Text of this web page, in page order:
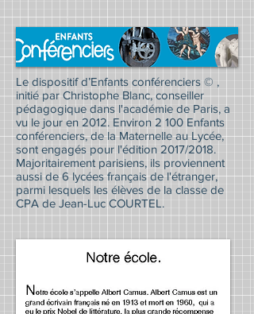
Le dispositif d’Enfants conférenciers © ,
initié par Christophe Blanc, conseiller
pédagogique dans l'académie de Paris, a
vu le jour en 2012. Environ 2 100 Enfants
conférenciers, de la Maternelle au Lycée,
sont engagés pour l'édition 2017/2018.
Majoritairement parisiens, ils proviennent
aussi de 6 lycées français de l'étranger,
parmi lesquels les élèves de la classe de
CPA de Jean-Luc COURTEL.